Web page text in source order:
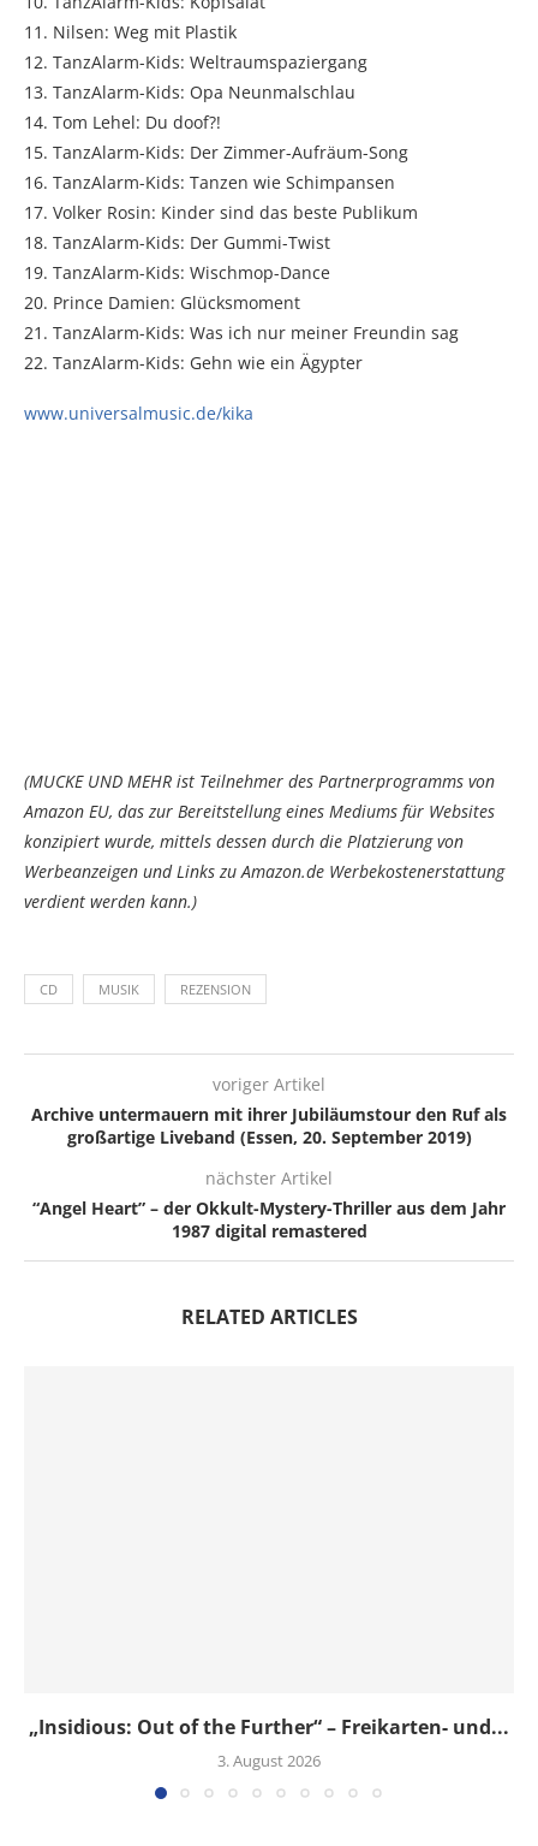
11. Nilsen: Weg mit Plastik
12. TanzAlarm-Kids: Weltraumspaziergang
13. TanzAlarm-Kids: Opa Neunmalschlau
14. Tom Lehel: Du doof?!
15. TanzAlarm-Kids: Der Zimmer-Aufräum-Song
16. TanzAlarm-Kids: Tanzen wie Schimpansen
17. Volker Rosin: Kinder sind das beste Publikum
18. TanzAlarm-Kids: Der Gummi-Twist
19. TanzAlarm-Kids: Wischmop-Dance
20. Prince Damien: Glücksmoment
21. TanzAlarm-Kids: Was ich nur meiner Freundin sag
22. TanzAlarm-Kids: Gehn wie ein Ägypter
www.universalmusic.de/kika
(MUCKE UND MEHR ist Teilnehmer des Partnerprogramms von
Amazon EU, das zur Bereitstellung eines Mediums für Websites
konzipiert wurde, mittels dessen durch die Platzierung von
Werbeanzeigen und Links zu Amazon.de Werbekostenerstattung
verdient werden kann.)
CD MUSIK REZENSION
voriger Artikel
Archive untermauern mit ihrer Jubiläumstour den Ruf als
großartige Liveband (Essen, 20. September 2019)
nächster Artikel
“Angel Heart” – der Okkult-Mystery-Thriller aus dem Jahr
1987 digital remastered
RELATED ARTICLES
„Insidious: Out of the Further“ – Freikarten- und...
3. August 2026